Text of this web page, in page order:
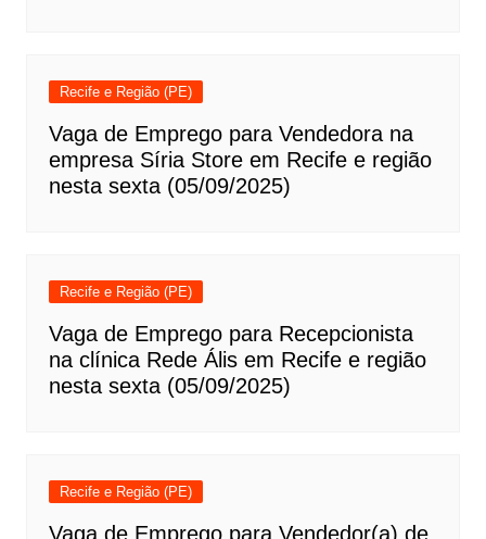
Recife e Região (PE)
Vaga de Emprego para Vendedora na
empresa Síria Store em Recife e região
nesta sexta (05/09/2025)
Recife e Região (PE)
Vaga de Emprego para Recepcionista
na clínica Rede Ális em Recife e região
nesta sexta (05/09/2025)
Recife e Região (PE)
Vaga de Emprego para Vendedor(a) de